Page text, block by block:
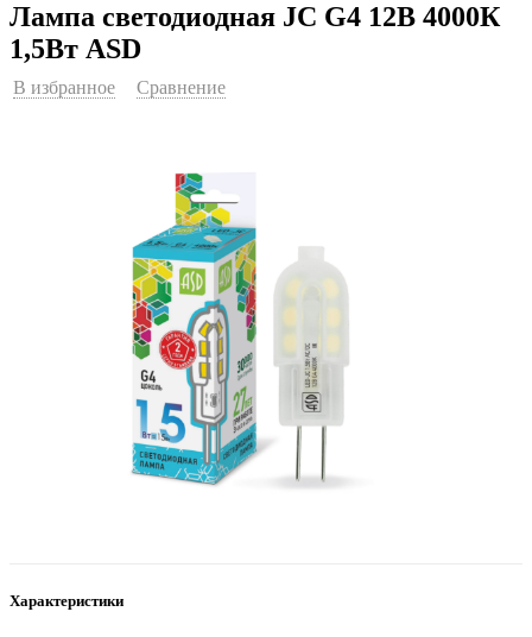
Лампа светодиодная JC G4 12В 4000К
1,5Вт ASD
В избранное Сравнение
Характеристики